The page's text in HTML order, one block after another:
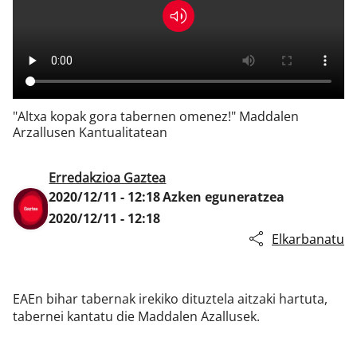
Klisk
"Altxa kopak gora tabernen omenez!" Maddalen
Arzallusen Kantualitatean
Erredakzioa Gaztea
2020/12/11 - 12:18Azken eguneratzea
2020/12/11 - 12:18
Elkarbanatu
EAEn bihar tabernak irekiko dituztela aitzaki hartuta,
tabernei kantatu die Maddalen Azallusek.